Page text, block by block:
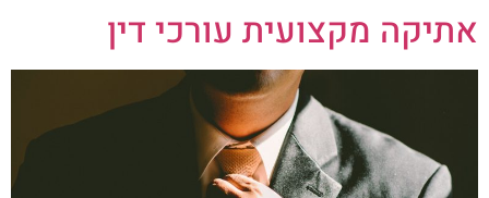
אתיקה מקצועית עורכי דין